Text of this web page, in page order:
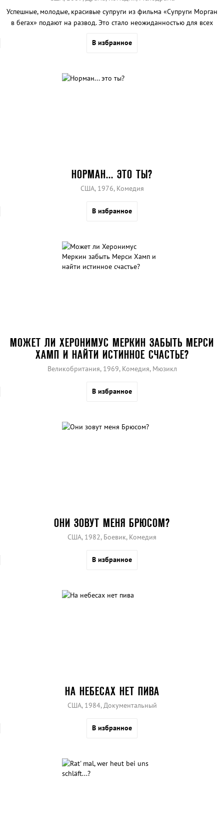
Успешные, молодые, красивые супруги из фильма «Супруги Морган
в бегах» подают на развод. Это стало неожиданностью для всех
пуститься в бега…
В избранное
НОРМАН... ЭТО ТЫ?
США, 1976, Комедия
В избранное
МОЖЕТ ЛИ ХЕРОНИМУС МЕРКИН ЗАБЫТЬ МЕРСИ
ХАМП И НАЙТИ ИСТИННОЕ СЧАСТЬЕ?
Великобритания, 1969, Комедия, Мюзикл
В избранное
ОНИ ЗОВУТ МЕНЯ БРЮСОМ?
США, 1982, Боевик, Комедия
В избранное
НА НЕБЕСАХ НЕТ ПИВА
США, 1984, Документальный
В избранное